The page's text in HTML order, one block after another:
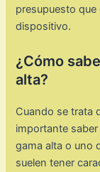
presupuesto
dispositivo.
¿Cómo
alta?
Cuando se trata
importante
gama alta o uno
suelen tener